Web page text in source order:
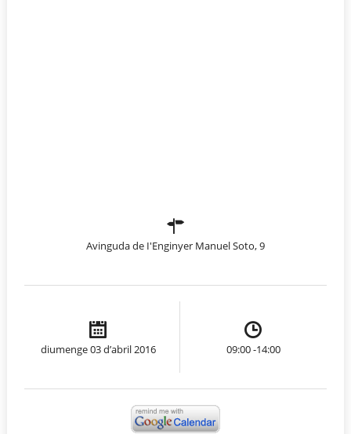
Avinguda de I'Enginyer Manuel Soto, 9
diumenge 03 d’abril 2016 09:00 -14:00